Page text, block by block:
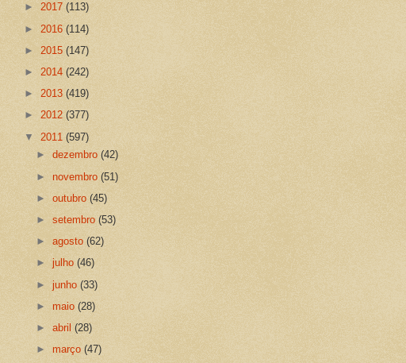
► 2017 (113)
► 2016 (114)
► 2015 (147)
► 2014 (242)
► 2013 (419)
► 2012 (377)
▼ 2011 (597)
►dezembro(42)
►novembro(51)
►outubro(45)
►setembro(53)
►agosto(62)
►julho(46)
►junho(33)
►maio(28)
►abril(28)
►março(47)